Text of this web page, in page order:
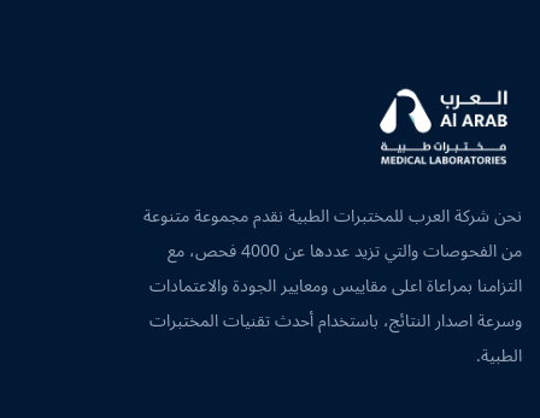
نحن شركة العرب للمختبرات الطبية نقدم مجموعة متنوعة
من الفحوصات والتي تزيد عددها عن 4000 فحص، مع
التزامنا بمراعاة اعلى مقاييس ومعايير الجودة والاعتمادات
وسرعة اصدار النتائج، باستخدام أحدث تقنيات المختبرات
الطبية.